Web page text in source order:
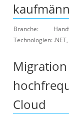
Branche:
Technologien:
Cloud